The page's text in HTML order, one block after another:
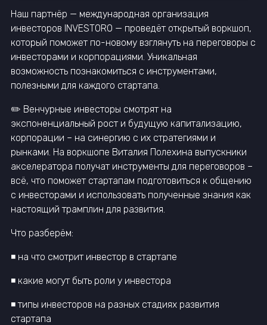
Наш партнёр — международная организация
инвесторов INVESTORO — проведёт открытый воркшоп,
который поможет по-новому взглянуть на переговоры с
инвесторами и корпорациями. Уникальная
возможность познакомиться с инструментами,
полезными для каждого стартапа.
✏️ Венчурные инвесторы смотрят на
экспоненциальный рост и будущую капитализацию,
корпорации – на синергию с их стратегиями и
рынками. На воркшопе Виталия Полехина выпускники
акселератора получат инструменты для переговоров –
всё, что поможет стартапам подготовиться к общению
с инвесторами и использовать полученные знания как
настоящий трамплин для развития.
Что разберём:
◾️ на что смотрит инвестор в стартапе
◾️ какие могут быть роли у инвестора
◾️ типы инвесторов на разных стадиях развития
стартапа